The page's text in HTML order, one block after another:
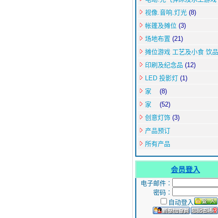
视像.音响.灯光 (8)
帐篷及摊位 (3)
场地布置 (21)
摊位游戏 工艺及小食 饮品
印刷及纪念品 (12)
LED 投影灯 (1)
家
(8)
家
(52)
创意灯饰 (3)
产品预订
所有产品
会员登入
电子邮件∶
密码∶
自动登入